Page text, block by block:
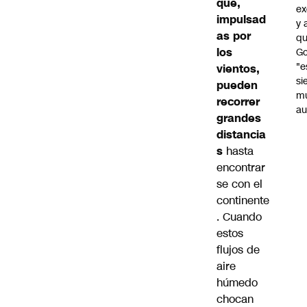
impulsad
as por
los
vientos,
pueden
recorrer
grandes
distancia
s hasta
encontrar
se con el
continente
. Cuando
estos
flujos de
aire
húmedo
chocan
y